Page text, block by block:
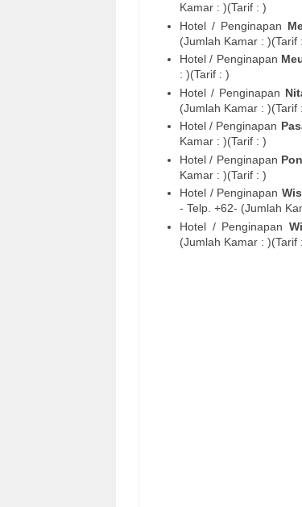
Kamar : )(Tarif : )
Hotel / Penginapan
(Jumlah Kamar : )(Tarif
Hotel / Penginapan
: )(Tarif : )
Hotel / Penginapan
(Jumlah Kamar : )(Tarif
Hotel / Penginapan
Kamar : )(Tarif : )
Hotel / Penginapan
Kamar : )(Tarif : )
Hotel / Penginapan
- Telp. +62- (Jumlah
Hotel / Penginapan
(Jumlah Kamar : )(Tarif